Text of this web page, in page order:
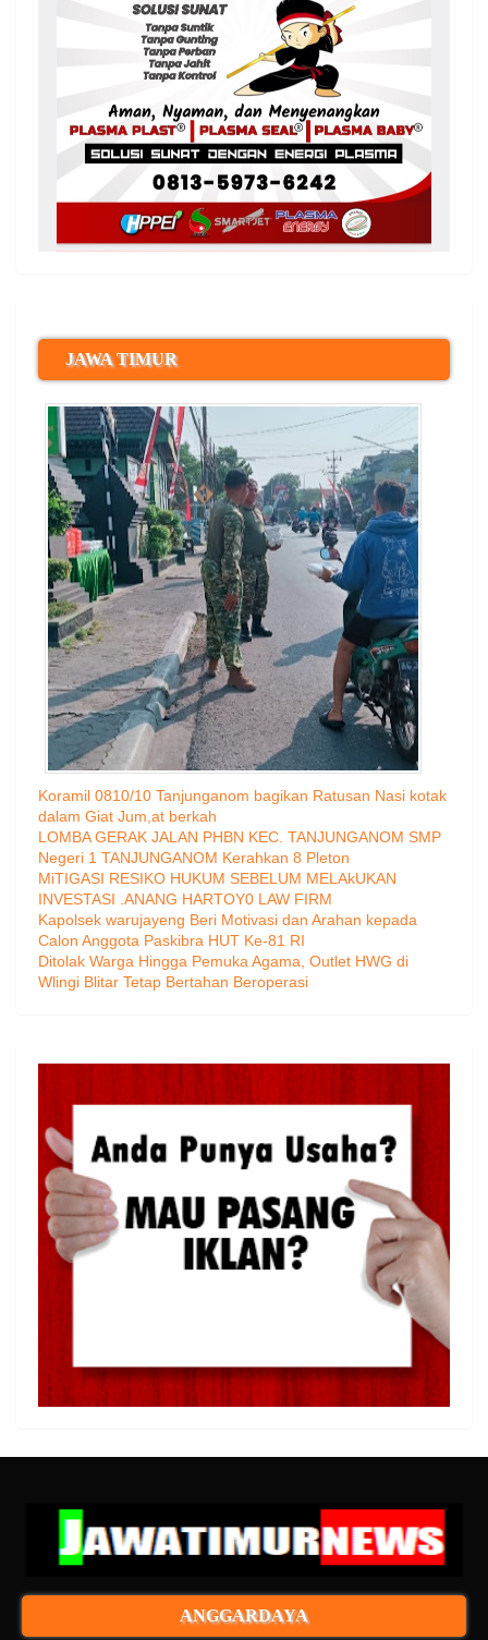
JAWA TIMUR
Koramil 0810/10 Tanjunganom bagikan Ratusan Nasi kotak
dalam Giat Jum,at berkah
LOMBA GERAK JALAN PHBN KEC. TANJUNGANOM SMP
Negeri 1 TANJUNGANOM Kerahkan 8 Pleton
MiTIGASI RESIKO HUKUM SEBELUM MELAkUKAN
INVESTASI .ANANG HARTOY0 LAW FIRM
Kapolsek warujayeng Beri Motivasi dan Arahan kepada
Calon Anggota Paskibra HUT Ke-81 RI
Ditolak Warga Hingga Pemuka Agama, Outlet HWG di
Wlingi Blitar Tetap Bertahan Beroperasi
ANGGARDAYA